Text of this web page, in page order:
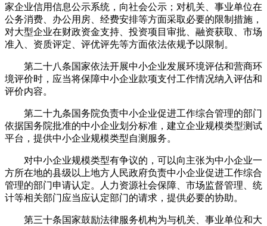
家企业信用信息公示系统，向社会公示；对机关、事业单位在
公务消费、办公用房、经费安排等方面采取必要的限制措施，
对大型企业在财政资金支持、投资项目审批、融资获取、市场
准入、资质评定、评优评先等方面依法依规予以限制。
第二十八条国家依法开展中小企业发展环境评估和营商环
境评价时，应当将保障中小企业款项支付工作情况纳入评估和
评价内容。
第二十九条国务院负责中小企业促进工作综合管理的部门
依据国务院批准的中小企业划分标准，建立企业规模类型测试
平台，提供中小企业规模类型自测服务。
对中小企业规模类型有争议的，可以向主张为中小企业一
方所在地的县级以上地方人民政府负责中小企业促进工作综合
管理的部门申请认定。人力资源社会保障、市场监督管理、统
计等相关部门应当应认定部门的请求，提供必要的协助。
第三十条国家鼓励法律服务机构为与机关、事业单位和大